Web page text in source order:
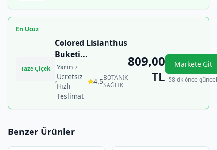
En Ucuz
Taze Çiçek
Colored Lisianthus
Buketi...
Yarın /
Ücretsiz
Hızlı
Teslimat
4.5BOTANIK
SAĞLIK
809,00
TL
Markete Git
58 dk önce
Benzer Ürünler